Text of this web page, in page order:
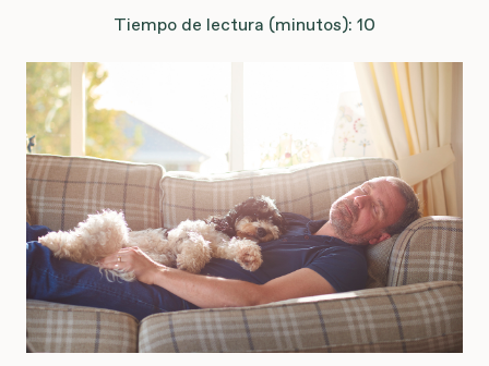
Tiempo de lectura (minutos): 10